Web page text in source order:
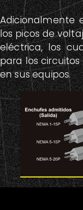
Adicionalmente
los picos de
eléctrica, los
para los
en sus equipos.
CONGELADORES
FABRICADORES DE
REFRIGERADORES
VITRINAS
MOTORES DE HASTA
BOMBAS DE AGUA
Ver